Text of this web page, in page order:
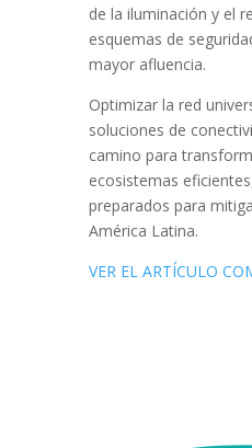
de la iluminación y el
esquemas de
mayor afluencia.
Optimizar la red
soluciones de
camino para
ecosistemas
preparados para
América Latina.
VER EL ARTÍCULO